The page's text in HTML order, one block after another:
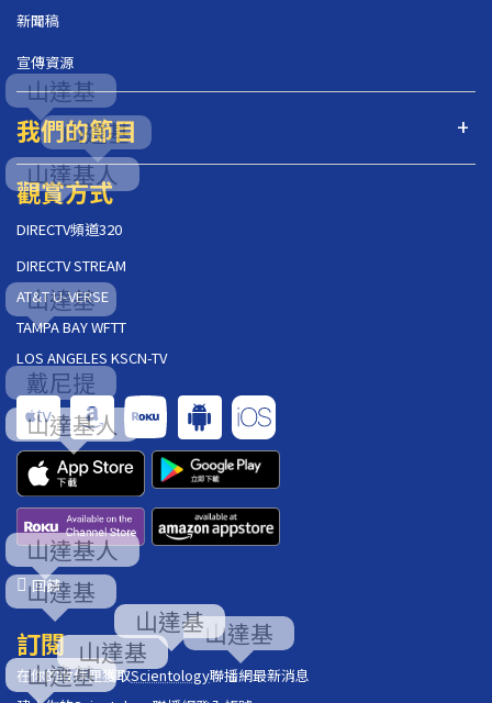
新聞稿
宣傳資源
我們的節目
觀賞方式
DIRECTV頻道320
DIRECTV STREAM
AT&T U-VERSE
TAMPA BAY WFTT
LOS ANGELES KSCN-TV
回饋
訂閱
在你的收件匣獲取Scientology聯播網最新消息